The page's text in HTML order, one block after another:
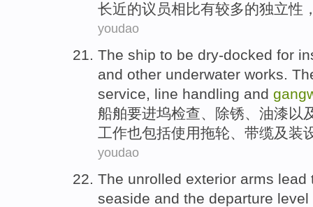
长近的议员相比有较多的独立性
youdao
The ship to be dry-docked for
and other underwater works.
service, line handling and
船舶要进坞检查、 除锈、 油漆以
工作也包括使用拖轮、带缆及 装
youdao
The unrolled exterior arms lead
seaside and the departure